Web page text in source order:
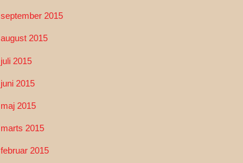
september 2015
august 2015
juli 2015
juni 2015
maj 2015
marts 2015
februar 2015